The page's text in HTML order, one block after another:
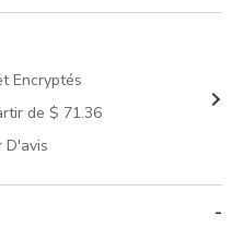
Encryptés
de $ 71.36
D'avis